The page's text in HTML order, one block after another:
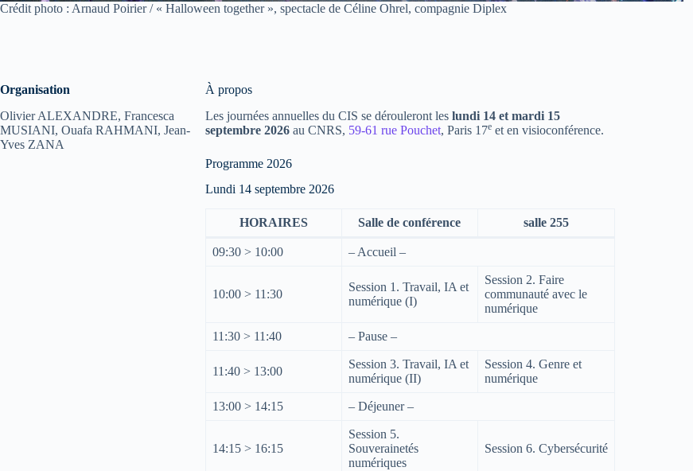
Crédit photo : Arnaud Poirier / « Halloween together », spectacle de Céline Ohrel, compagnie Diplex
Organisation
Olivier ALEXANDRE, Francesca
MUSIANI, Ouafa RAHMANI, Jean-
Yves ZANA
À propos
Les journées annuelles du CIS se dérouleront les lundi 14 et mardi 15
septembre 2026au CNRS, 59-61 rue Pouchet, Paris 17eet en visioconférence.
Programme 2026
Lundi 14 septembre 2026
HORAIRES Salle de conférence salle 255
09:30 > 10:00 – Accueil –
10:00 > 11:30
Session 1. Travail, IA et
numérique (I)
Session 2. Faire
communauté avec le
numérique
11:30 > 11:40 – Pause –
11:40 > 13:00
Session 3. Travail, IA et
numérique (II)
Session 4. Genre et
numérique
13:00 > 14:15 – Déjeuner –
14:15 > 16:15
Session 5.
Souverainetés
numériques
Session 6. Cybersécurité